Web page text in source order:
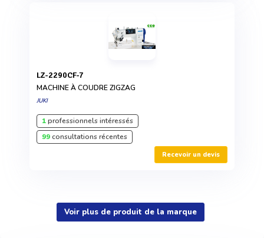
LZ-2290CF-7
MACHINE À COUDRE ZIGZAG
JUKI
1professionnels intéressés
99consultations récentes
Recevoir un devis
Voir plus de produit de la marque